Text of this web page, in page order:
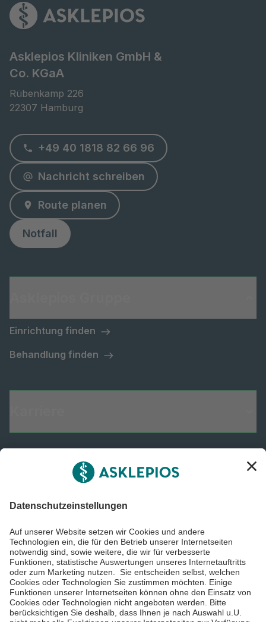
Asklepios Kliniken GmbH &
Co. KGaA
Rübenkamp 226
22307 Hamburg
+49 40 1818 82 66 96
Nachricht schreiben
Route planen
Notfall
Einrichtung finden
Behandlung finden
Informiert bleiben
Impressum
Datenschutzinformationen